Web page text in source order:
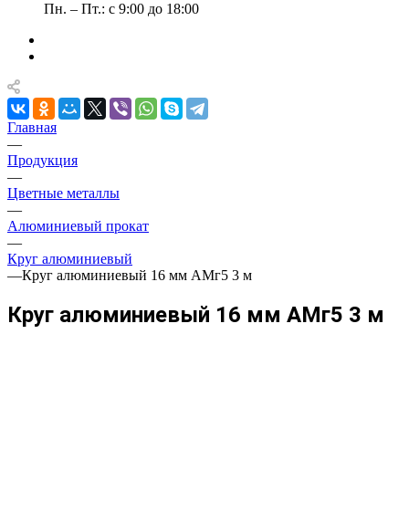
Пн. – Пт.: с 9:00 до 18:00
Главная
—
Продукция
—
Цветные металлы
—
Алюминиевый прокат
—
Круг алюминиевый
—Круг алюминиевый 16 мм АМг5 3 м
Круг алюминиевый 16 мм АМг5 3 м